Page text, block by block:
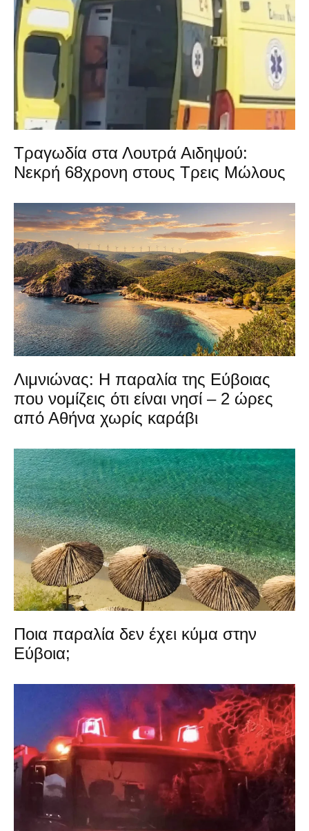
Τραγωδία στα Λουτρά Αιδηψού:
Νεκρή 68χρονη στους Τρεις Μώλους
Λιμνιώνας: Η παραλία της Εύβοιας
που νομίζεις ότι είναι νησί – 2 ώρες
από Αθήνα χωρίς καράβι
Ποια παραλία δεν έχει κύμα στην
Εύβοια;